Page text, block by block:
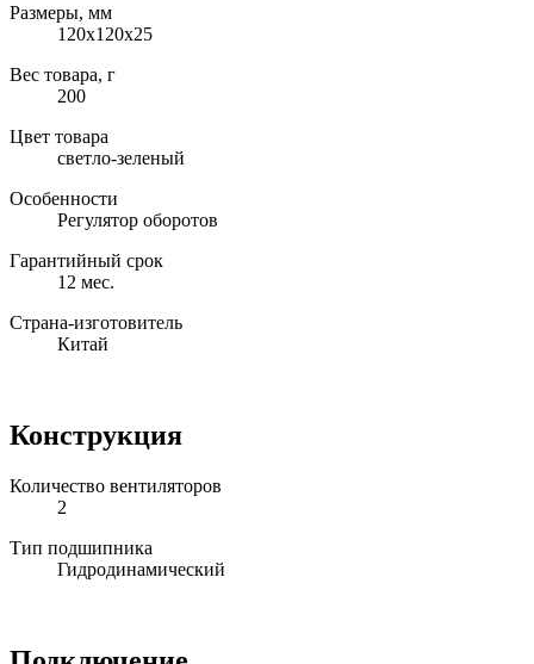
Размеры, мм
120x120x25
Вес товара, г
200
Цвет товара
светло-зеленый
Особенности
Регулятор оборотов
Гарантийный срок
12 мес.
Страна-изготовитель
Китай
Конструкция
Количество вентиляторов
2
Тип подшипника
Гидродинамический